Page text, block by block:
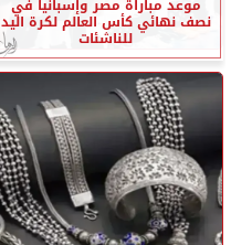
نصف نهائي كأس العالم لكرة اليد
للناشئات